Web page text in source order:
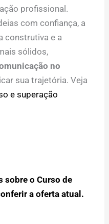
profissional.
com confiança, a
construtiva e a
sólidos,
no
sua trajetória. Veja
e superação
sobre o Curso de
a oferta atual.